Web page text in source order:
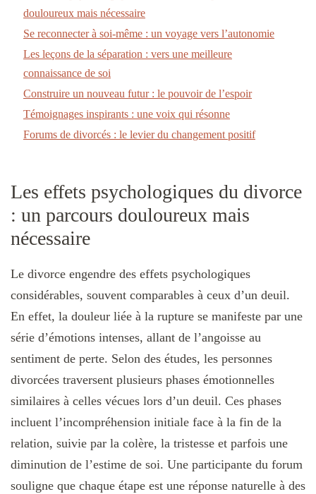
douloureux mais nécessaire
Se reconnecter à soi-même : un voyage vers l’autonomie
Les leçons de la séparation : vers une meilleure
connaissance de soi
Construire un nouveau futur : le pouvoir de l’espoir
Témoignages inspirants : une voix qui résonne
Forums de divorcés : le levier du changement positif
Les effets psychologiques du divorce
: un parcours douloureux mais
nécessaire
Le divorce engendre des effets psychologiques
considérables, souvent comparables à ceux d’un deuil.
En effet, la douleur liée à la rupture se manifeste par une
série d’émotions intenses, allant de l’angoisse au
sentiment de perte. Selon des études, les personnes
divorcées traversent plusieurs phases émotionnelles
similaires à celles vécues lors d’un deuil. Ces phases
incluent l’incompréhension initiale face à la fin de la
relation, suivie par la colère, la tristesse et parfois une
diminution de l’estime de soi. Une participante du forum
souligne que chaque étape est une réponse naturelle à des